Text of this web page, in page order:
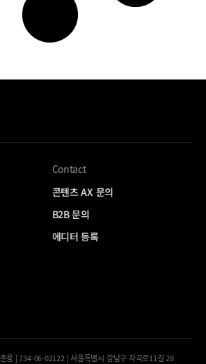
Contact
콘텐츠 AX 문의
B2B 문의
에디터 등록
용 | 734-06-02122 | 서울특별시 강남구 자곡로11길 28